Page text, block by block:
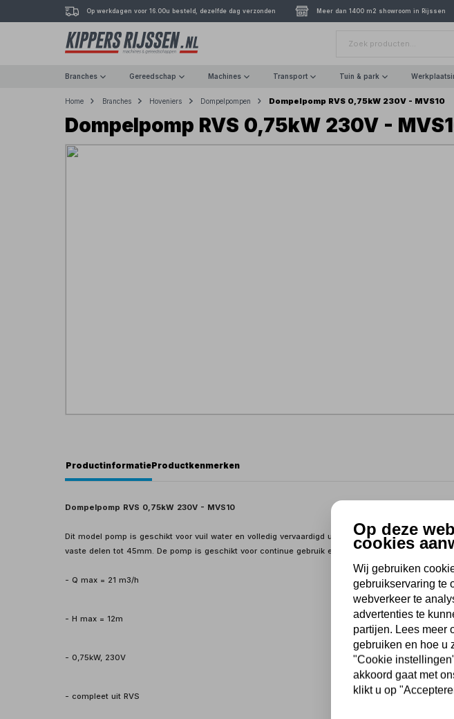
Op werkdagen voor 16.00u besteld, dezelfde dag verzonden Meer dan 1400 m2 showroom in Rijssen
Branches Gereedschap Machines Transport Tuin & park
Home Branches Hoveniers Dompelpompen Dompelpomp RVS 0,75kW 230V - MVS10
Dompelpomp RVS 0,75kW 230V -
ProductinformatieProductkenmerken
Dompelpomp RVS 0,75kW 230V - MVS10
Dit model pomp is geschikt voor vuil water en volledig vervaardigd uit RVS De pomp is voorzien
vaste delen tot 45mm. De pomp is geschikt voor continue gebruik en industriële toepassingen
- Q max = 21 m3/h
- H max = 12m
- 0,75kW, 230V
- compleet uit RVS
Op deze
cookies
Wij gebruiken
gebruikservaring te
webverkeer te
advertenties te
partijen. Lees meer
gebruiken en hoe u
"Cookie
akkoord gaat met
klikt u op